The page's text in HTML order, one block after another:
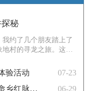
秘
我约了几个朋友踏上了
村的寻龙之旅。这个
”传说而得名，更因神
蒙上了一层奇幻色彩。
出发，沿G353国道行驶
验活动
07-23
福承文脉·共筑名城 | 赓续畲乡红脉，践行使命担当
06-29